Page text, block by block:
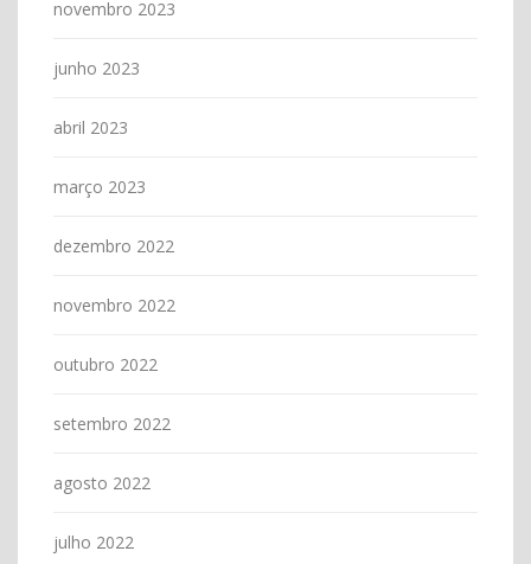
novembro 2023
junho 2023
abril 2023
março 2023
dezembro 2022
novembro 2022
outubro 2022
setembro 2022
agosto 2022
julho 2022